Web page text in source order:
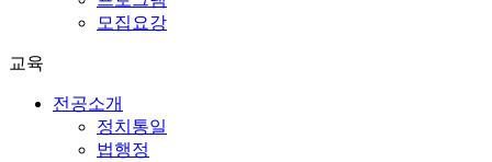
모집요강
교육
전공소개
정치통일
법행정